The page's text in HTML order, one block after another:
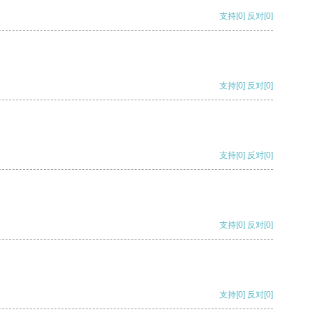
支持[0] 反对[0]
支持[0] 反对[0]
支持[0] 反对[0]
支持[0] 反对[0]
支持[0] 反对[0]